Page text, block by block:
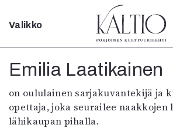
Sulje
Kategoriat
Teatteri
Tanssi
Valikko
Emilia Laatikainen
on oululainen sarjakuvantekijä ja
opettaja, joka seurailee
lähikaupan pihalla.